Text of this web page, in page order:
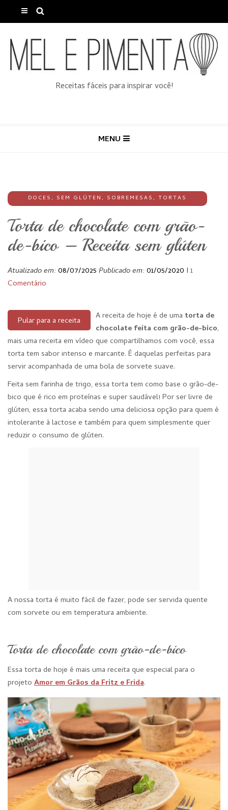
Receitas fáceis para inspirar você!
MENU
DOCES, SEM GLÚTEN, SOBREMESAS, TORTAS
Torta de chocolate com grão-
de-bico – Receita sem glúten
Atualizado em:08/07/2025 Publicado em:01/05/2020 I 1
Comentário
Pular para a receita A receita de hoje é de uma torta de
chocolate feita com grão-de-bico,
mais uma receita em vídeo que compartilhamos com você, essa
torta tem sabor intenso e marcante. É daquelas perfeitas para
servir acompanhada de uma bola de sorvete suave.
Feita sem farinha de trigo, essa torta tem como base o grão-de-
bico que é rico em proteínas e super saudável! Por ser livre de
glúten, essa torta acaba sendo uma deliciosa opção para quem é
intolerante à lactose e também para quem simplesmente quer
reduzir o consumo de glúten.
A nossa torta é muito fácil de fazer, pode ser servida quente
com sorvete ou em temperatura ambiente.
Torta de chocolate com grão-de-bico
Essa torta de hoje é mais uma receita que especial para o
projeto Amor em Grãos da Fritz e Frida.